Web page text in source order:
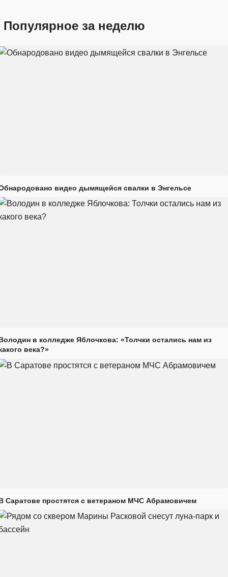
Популярное за неделю
видео дымящейся свалки в Энгельсе
в колледже Яблочкова: «Толчки остались нам из
века?»
Саратове простятся с ветераном МЧС Абрамовичем